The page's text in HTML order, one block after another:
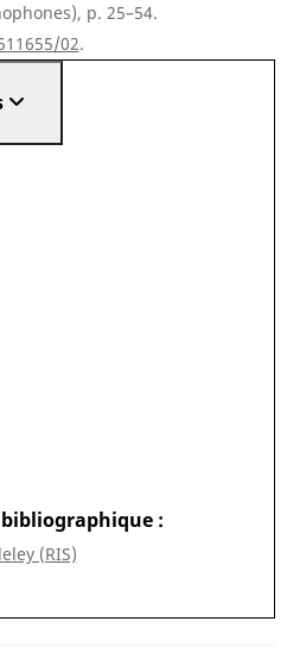
p. 25–54.
02.
bibliographique
(RIS)